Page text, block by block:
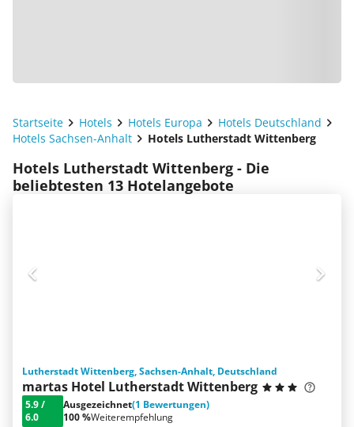
Startseite Hotels Hotels Europa
Hotels Deutschland
Hotels Sachsen-Anhalt
Hotels Lutherstadt Wittenberg
Hotels Lutherstadt Wittenberg - Die
beliebtesten 13 Hotelangebote
Lutherstadt Wittenberg, Sachsen-Anhalt, Deutschland
martas Hotel Lutherstadt Wittenberg
5.9/
6.0
Ausgezeichnet(1 Bewertungen)
100 %Weiterempfehlung